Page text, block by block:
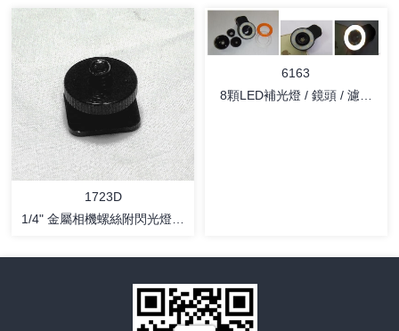
详情 详情
1723D
1/4" 金屬相機螺絲附閃光燈插
6163
8顆LED補光燈 / 鏡頭 / 濾光